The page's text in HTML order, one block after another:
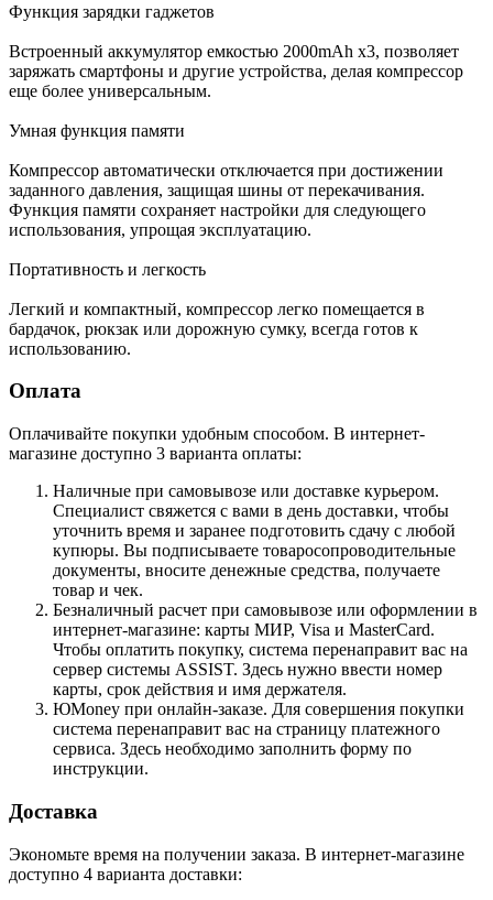
Функция зарядки гаджетов
Встроенный аккумулятор емкостью 2000mAh х3, позволяет
заряжать смартфоны и другие устройства, делая компрессор
еще более универсальным.
Умная функция памяти
Компрессор автоматически отключается при достижении
заданного давления, защищая шины от перекачивания.
Функция памяти сохраняет настройки для следующего
использования, упрощая эксплуатацию.
Портативность и легкость
Легкий и компактный, компрессор легко помещается в
бардачок, рюкзак или дорожную сумку, всегда готов к
использованию.
Оплата
Оплачивайте покупки удобным способом. В интернет-
магазине доступно 3 варианта оплаты:
Наличные при самовывозе или доставке курьером.
Специалист свяжется с вами в день доставки, чтобы
уточнить время и заранее подготовить сдачу с любой
купюры. Вы подписываете товаросопроводительные
документы, вносите денежные средства, получаете
товар и чек.
Безналичный расчет при самовывозе или оформлении в
интернет-магазине: карты МИР, Visa и MasterCard.
Чтобы оплатить покупку, система перенаправит вас на
сервер системы ASSIST. Здесь нужно ввести номер
карты, срок действия и имя держателя.
ЮMoney при онлайн-заказе. Для совершения покупки
система перенаправит вас на страницу платежного
сервиса. Здесь необходимо заполнить форму по
инструкции.
Доставка
Экономьте время на получении заказа. В интернет-магазине
доступно 4 варианта доставки: